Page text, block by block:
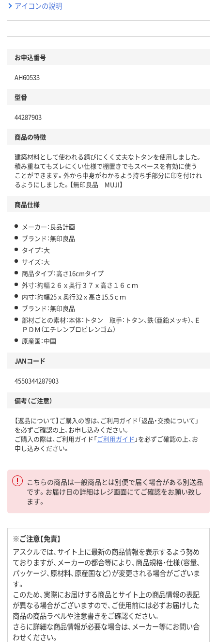
アイコンの説明
お申込番号
AH60533
型番
44287903
商品の特徴
建築材料として使われる錆びにくく丈夫なトタンを使用しました。
積み重ねてもズレにくい仕様で棚置きでもスペースを有効に使う
ことができます。外から中身がわかるよう持ち手部分に印を付けれ
るようにしました。【無印良品 MUJI】
商品仕様
メーカー：良品計画
ブランド：無印良品
タイプ：大
サイズ：大
商品タイプ：高さ16cmタイプ
外寸：約幅２６ｘ奥行３７ｘ高さ１６ｃｍ
内寸：約幅25ｘ奥行32ｘ高さ15.5ｃｍ
ブランド：無印良品
部材ごとの素材：本体：トタン 取手：トタン、鉄（亜鉛メッキ）、Ｅ
ＰＤＭ（エチレンプロピレンゴム）
原産国：中国
JANコード
4550344287903
備考（ご注意）
【返品について】ご購入の際は、ご利用ガイド「返品・交換について」
を必ずご確認の上、お申し込みください。
ご購入の際は、ご利用ガイド「ご利用ガイド 」を必ずご確認の上、お
申し込みください。
こちらの商品は一般商品とは別便で届く場合がある別送品
です。お届け日の詳細はレジ画面にてご確認をお願い致し
ます。
※ご注意【免責】
アスクルでは、サイト上に最新の商品情報を表示するよう努め
ておりますが、メーカーの都合等により、商品規格・仕様（容量、
パッケージ、原材料、原産国など）が変更される場合がございま
す。
このため、実際にお届けする商品とサイト上の商品情報の表記
が異なる場合がございますので、ご使用前には必ずお届けした
商品の商品ラベルや注意書きをご確認ください。
さらに詳細な商品情報が必要な場合は、メーカー等にお問い合
わせください。